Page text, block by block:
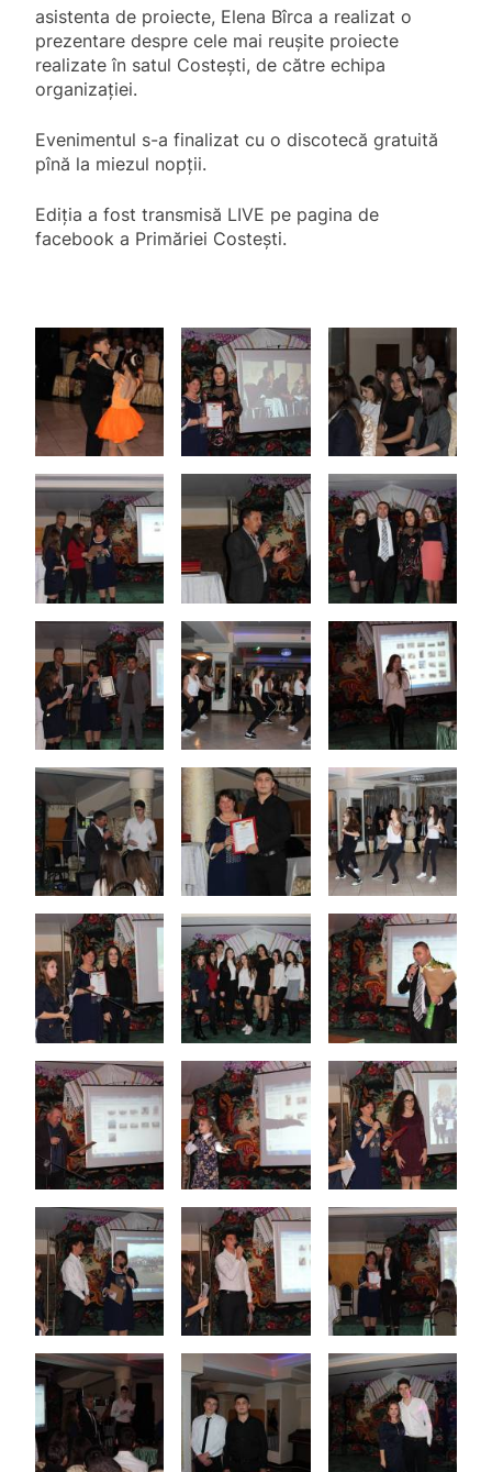
asistenta de proiecte, Elena Bîrca a realizat o
prezentare despre cele mai reușite proiecte
realizate în satul Costești, de către echipa
organizației.
Evenimentul s-a finalizat cu o discotecă gratuită
pînă la miezul nopții.
Ediția a fost transmisă LIVE pe pagina de
facebook a Primăriei Costești.